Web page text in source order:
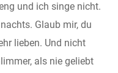
und ich singe nicht.
Glaub mir, du
lieben. Und nicht
als nie geliebt